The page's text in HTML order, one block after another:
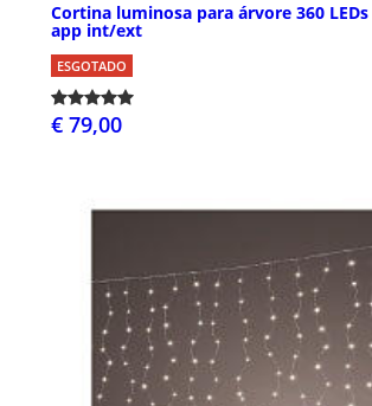
Cortina luminosa para árvore 360
app int/ext
ESGOTADO
€ 79,00